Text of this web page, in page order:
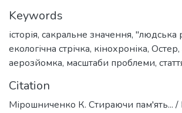
Keywords
історія, сакральне значення, "людська
екологічна стрічка, кінохроніка, Остер,
аерозйомка, масштаби проблеми,
Citation
Мірошниченко К. Стираючи пам'ять... /